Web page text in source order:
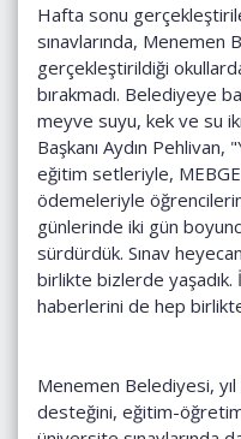
Hafta sonu
sınavlarında, Menemen
gerçekleştirildiği
bırakmadı. Belediyeye
meyve suyu, kek ve su
Başkanı Aydın Pehlivan,
eğitim setleriyle,
ödemeleriyle
günlerinde iki gün
sürdürdük. Sınav
birlikte bizlerde yaşadık.
haberlerini de hep
Menemen Belediyesi,
desteğini, eğitim-öğretim